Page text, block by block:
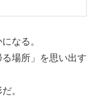
なる。
場所」を思い出す
。